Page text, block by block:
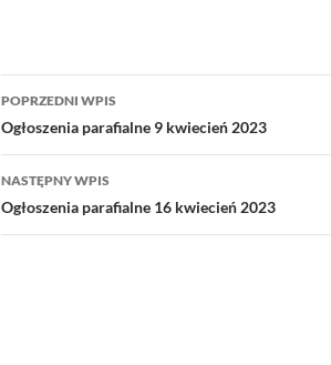
Nawigacja
wpisu
POPRZEDNI WPIS
Ogłoszenia parafialne 9 kwiecień 2023
NASTĘPNY WPIS
Ogłoszenia parafialne 16 kwiecień 2023